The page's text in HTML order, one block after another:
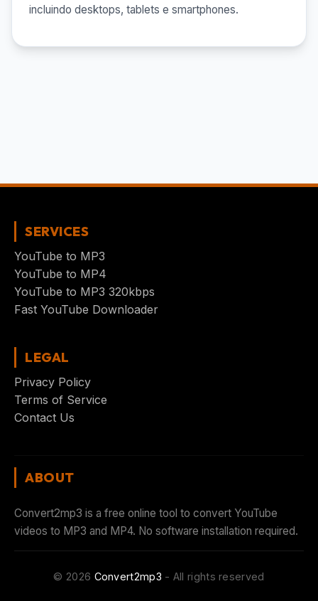
incluindo desktops, tablets e smartphones.
SERVICES
YouTube to MP3
YouTube to MP4
YouTube to MP3 320kbps
Fast YouTube Downloader
LEGAL
Privacy Policy
Terms of Service
Contact Us
ABOUT
Convert2mp3 is a free online tool to convert YouTube
videos to MP3 and MP4. No software installation required.
© 2026 Convert2mp3 - All rights reserved